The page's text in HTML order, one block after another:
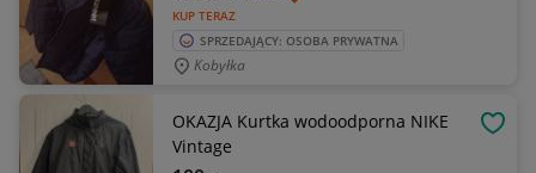
KUP TERAZ
SPRZEDAJĄCY: OSOBA PRYWATNA
Kobyłka
OKAZJA Kurtka wodoodporna NIKE
Vintage